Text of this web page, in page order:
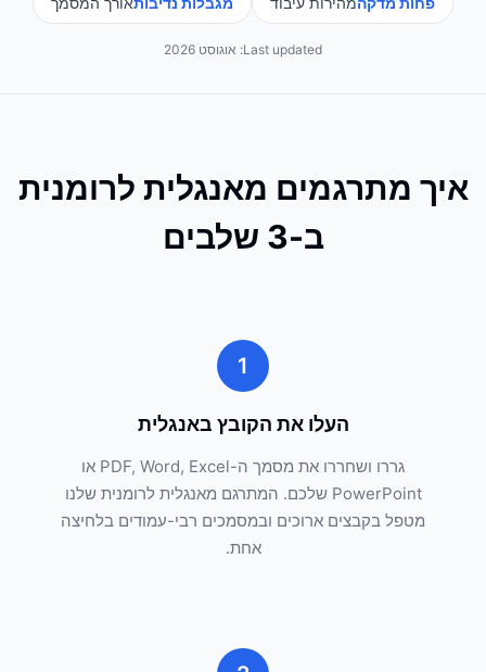
Last updated: אוגוסט 2026
איך מתרגמים מאנגלית לרומנית
ב-3 שלבים
1
העלו את הקובץ באנגלית
גררו ושחררו את מסמך ה-PDF, Word, Excel או
PowerPoint שלכם. המתרגם מאנגלית לרומנית שלנו
מטפל בקבצים ארוכים ובמסמכים רבי-עמודים בלחיצה
אחת.